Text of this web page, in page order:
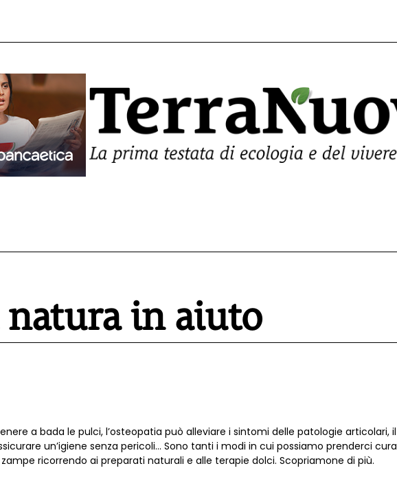
natura in aiuto
a bada le pulci, l’osteopatia può alleviare i sintomi delle patologie articolari, il
un’igiene senza pericoli… Sono tanti i modi in cui possiamo prenderci cura
ricorrendo ai preparati naturali e alle terapie dolci. Scopriamone di più.